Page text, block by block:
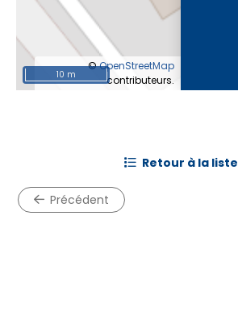
©OpenStreetMap
contributeurs.
10 m
précédent
retour à la liste